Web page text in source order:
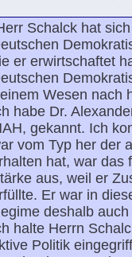
Schalck hat
er erwirtschaftet
Wesen nach
habe Dr.
gekannt. Ich
vom Typ her der
hat, war das
aus, weil er
Er war in
deshalb
halte Herrn
Politik